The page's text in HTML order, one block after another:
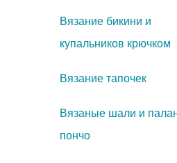
Вязание бикини и
купальников крючком
Вязание тапочек
Вязаные шали и
пончо